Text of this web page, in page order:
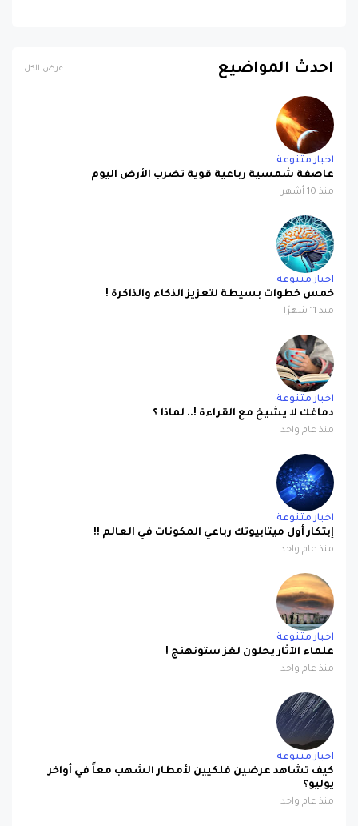
اخبار متنوعة
عاصفة شمسية رباعية قوية تضرب الأرض اليوم
منذ 10 أشهر
اخبار متنوعة
خمس خطوات بسيطة لتعزيز الذكاء والذاكرة !
منذ 11 شهرًا
اخبار متنوعة
دماغك لا يشيخ مع القراءة !.. لماذا ؟
منذ عام واحد
اخبار متنوعة
إبتكار أول ميتابيوتك رباعي المكونات في العالم !!
منذ عام واحد
اخبار متنوعة
علماء الآثار يحلون لغز ستونهنج !
منذ عام واحد
اخبار متنوعة
كيف تشاهد عرضين فلكيين لأمطار الشهب معاً في أواخر
يوليو؟
منذ عام واحد